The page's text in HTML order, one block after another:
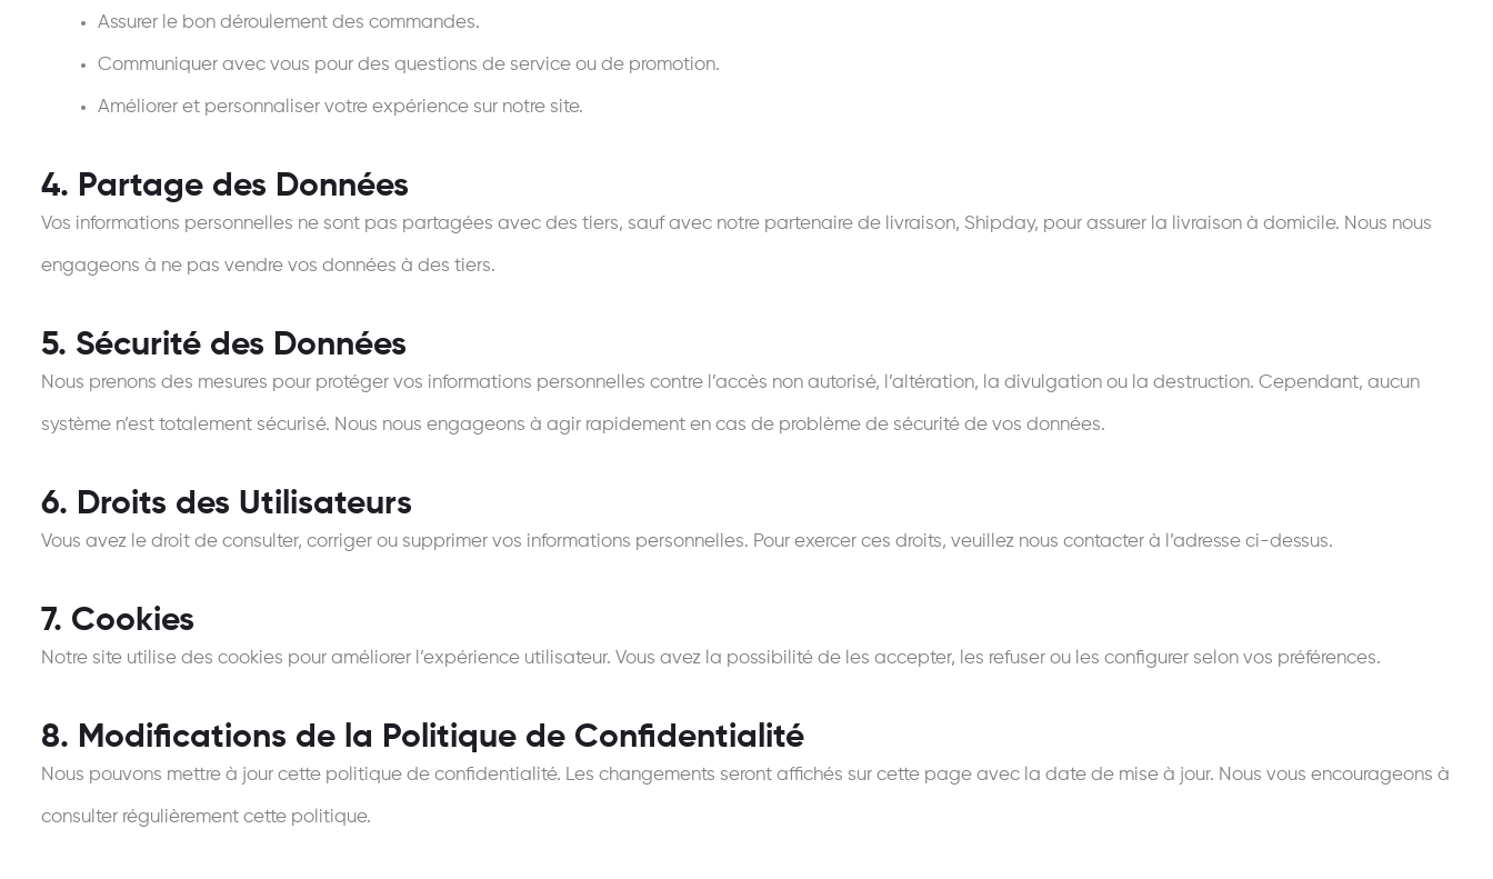
Assurer le bon déroulement des commandes.
Communiquer avec vous pour des questions de service ou de promotion.
Améliorer et personnaliser votre expérience sur notre site.
4. Partage des Données
Vos informations personnelles ne sont pas partagées avec des tiers, sauf avec notre partenaire de livraison, Shipday, pour assurer la livraison à domicile. Nous nous
engageons à ne pas vendre vos données à des tiers.
5. Sécurité des Données
Nous prenons des mesures pour protéger vos informations personnelles contre l’accès non autorisé, l’altération, la divulgation ou la destruction. Cependant, aucun
système n’est totalement sécurisé. Nous nous engageons à agir rapidement en cas de problème de sécurité de vos données.
6. Droits des Utilisateurs
Vous avez le droit de consulter, corriger ou supprimer vos informations personnelles. Pour exercer ces droits, veuillez nous contacter à l’adresse ci-dessus.
7. Cookies
Notre site utilise des cookies pour améliorer l’expérience utilisateur. Vous avez la possibilité de les accepter, les refuser ou les configurer selon vos préférences.
8. Modifications de la Politique de Confidentialité
Nous pouvons mettre à jour cette politique de confidentialité. Les changements seront affichés sur cette page avec la date de mise à jour. Nous vous encourageons à
consulter régulièrement cette politique.